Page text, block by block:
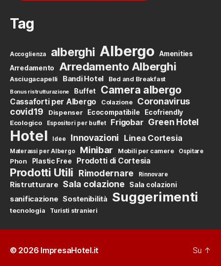
Tag
Accoglienza alberghi Albergo
Amenities
Arredamento
Arredamento Alberghi
Asciugacapelli Bandi Hotel Bed and Breakfast
Bonus ristrutturazione Buffet Camera albergo
Cassaforti per Albergo Colazione
Coronavirus
covid19
Dispenser Ecocompatibile
Ecofriendly
Ecologico
Espositori per buffet Frigobar Green Hotel
Hotel Idee Innovazioni Linea Cortesia
Materassi per Albergo Minibar Mobili per camere Ospitare
Phon Plastic Free Prodotti di Cortesia
Prodotti Utili Rimodernare Rinnovare
Ristrutturare Sala colazione Sala colazioni
sanificazione Sostenibilità Suggerimenti
tecnologia Turisti stranieri
© 2026 ImpresaHotel.it Su ↑